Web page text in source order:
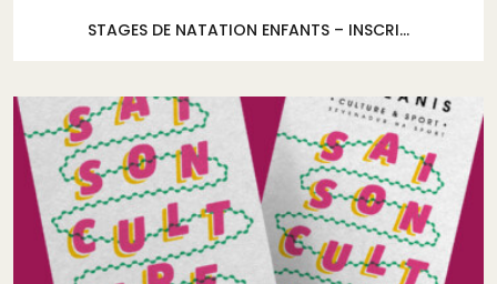
STAGES DE NATATION ENFANTS – INSCRI...